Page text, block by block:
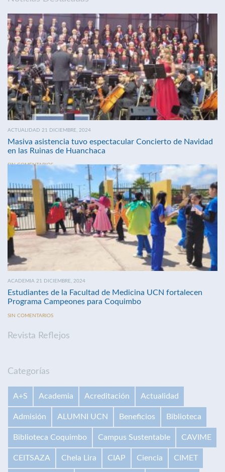
ACTUALIDAD 21 DICIEMBRE, 2024
Masiva asistencia tuvo espectacular Concierto de Navidad
en las Ruinas de Huanchaca
SIN COMENTARIOS
ACADEMIA 21 DICIEMBRE, 2024
Estudiantes de la Facultad de Medicina UCN fortalecen
Programa Campeones para Coquimbo
SIN COMENTARIOS
Revista Reflejos
Categorías
A+S Academia Acreditación Actualidad
Admisión ALUMNI UCN Beneficios Biblioteca
Biblioteca Coquimbo Campus Sustentable CAVIME
CEITSAZA Chela Lira CIAP Ciencia CIMET